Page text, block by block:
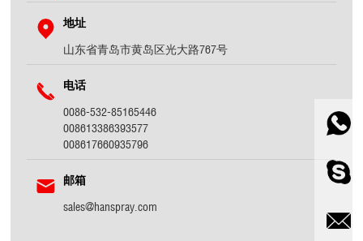
地址
山东省青岛市黄岛区光大路767号
电话
0086-532-85165446
008613386393577
008617660935796
邮箱
sales@hanspray.com